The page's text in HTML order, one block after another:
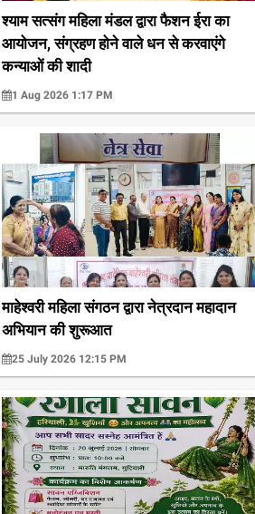
श्याम सत्संग महिला मंडल द्वारा फैशन ईरा का
आयोजन, संग्रहण होने वाले धन से करवाएंगे
कन्याओं की शादी
1 Aug 2026 1:17 PM
माहेश्वरी महिला संगठन द्वारा नेत्रदान महादान
अभियान की शुरूआत
25 July 2026 12:15 PM